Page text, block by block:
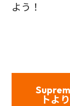
よう！
トよ